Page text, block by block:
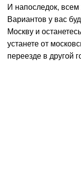
И напоследок,
Вариантов у вас
Москву и
устанете от
переезде в другой